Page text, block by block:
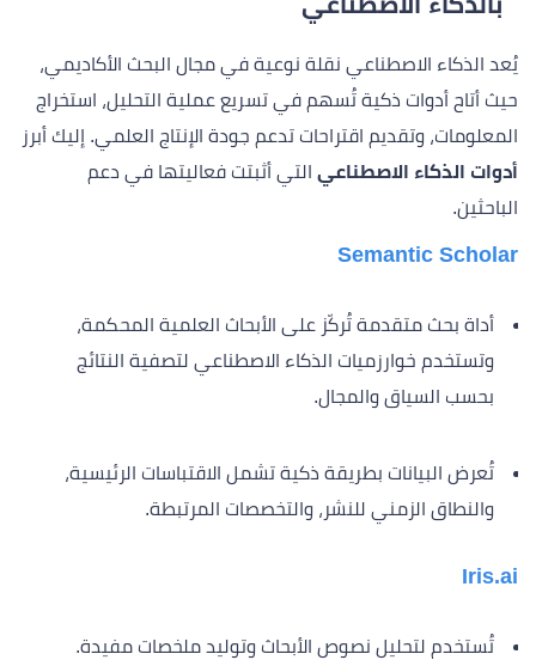
يُعد الذكاء الاصطناعي نقلة نوعية في مجال البحث الأكاديمي،
حيث أتاح أدوات ذكية تُسهم في تسريع عملية التحليل، استخراج
المعلومات، وتقديم اقتراحات تدعم جودة الإنتاج العلمي. إليك أبرز
أدوات الذكاء الاصطناعي التي أثبتت فعاليتها في دعم
الباحثين.
Semantic Scholar
أداة بحث متقدمة تُركّز على الأبحاث العلمية المحكمة،
وتستخدم خوارزميات الذكاء الاصطناعي لتصفية النتائج
بحسب السياق والمجال.
تُعرض البيانات بطريقة ذكية تشمل الاقتباسات الرئيسية،
والنطاق الزمني للنشر، والتخصصات المرتبطة.
Iris.ai
تُستخدم لتحليل نصوص الأبحاث وتوليد ملخصات مفيدة.